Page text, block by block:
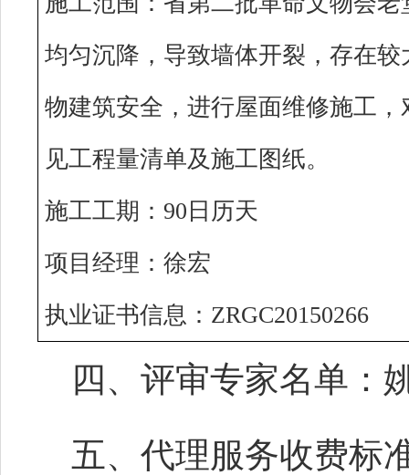
均匀沉降，导致墙体开裂，存在
物建筑安全，进行屋面维修施工
见工程量清单及施工图纸。
施工工期：90日历天
项目经理：徐宏
执业证书信息： ZRGC20150266
四、评审专家名单：
五、代理服务收费标